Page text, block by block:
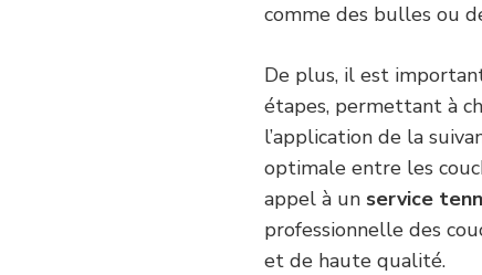
comme des bulles ou
De plus, il est
étapes, permettant à
l’application de la
optimale entre les
appel à un service
professionnelle des
et de haute qualité.